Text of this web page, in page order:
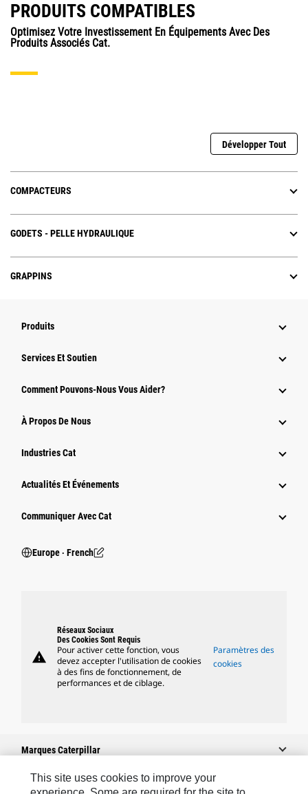
PRODUITS COMPATIBLES
Optimisez Votre Investissement En Équipements Avec Des
Produits Associés Cat.
Développer Tout
COMPACTEURS
GODETS - PELLE HYDRAULIQUE
GRAPPINS
Produits
Services Et Soutien
Comment Pouvons-Nous Vous Aider?
À Propos De Nous
Industries Cat
Actualités Et Événements
Communiquer Avec Cat
Europe ‧ French
warning
Réseaux Sociaux
Des Cookies Sont Requis
Pour activer cette fonction, vous
devez accepter l'utilisation de cookies
à des fins de fonctionnement, de
performances et de ciblage.
Paramètres des
cookies
Marques Caterpillar
This site uses cookies to improve your